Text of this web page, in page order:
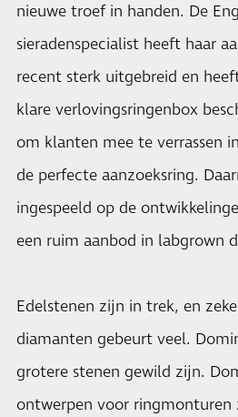
nieuwe troef in handen. De
sieradenspecialist heeft haar
recent sterk uitgebreid en
klare verlovingsringenbox
om klanten mee te verrassen
de perfecte aanzoeksring.
ingespeeld op de
een ruim aanbod in labgrown
Edelstenen zijn in trek, en
diamanten gebeurt veel.
grotere stenen gewild zijn.
ontwerpen voor